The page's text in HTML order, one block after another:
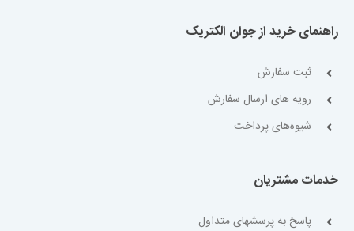
راهنمای خرید از جوان الکتریک
ثبت سفارش
رویه های ارسال سفارش
شیوه‌های پرداخت
خدمات مشتریان
پاسخ به پرسشهای متداول